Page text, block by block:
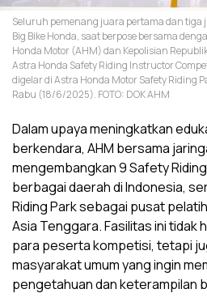
Seluruh pemenang juara pertama dan
Big Bike Honda, saat berpose bersama
Honda Motor (AHM) dan Kepolisian
Astra Honda Safety Riding Instructor
digelar di Astra Honda Motor Safety Riding
Rabu (18/6/2025). FOTO: DOK AHM
Dalam upaya meningkatkan
berkendara, AHM bersama
mengembangkan 9 Safety
berbagai daerah di Indonesia,
Riding Park sebagai pusat
Asia Tenggara. Fasilitas ini tidak
para peserta kompetisi, tetapi
masyarakat umum yang ingin
pengetahuan dan keterampilan